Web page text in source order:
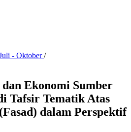
- Oktober/
Ekonomi Sumber
Tafsir Tematik Atas
dalam Perspektif